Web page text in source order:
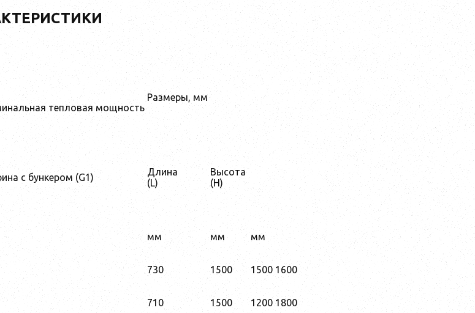
тепловая мощность
Размеры, мм
с бункером (G1)
Длина
(L)
Высота
(H)
мм мм мм
730 1500 1500 1600
710 1500 1200 1800